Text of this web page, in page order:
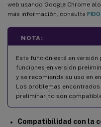
web usando Google Chrome
más información, consulta
NOTA:
Esta función está en
funciones en versión
y se recomienda su uso en
Los problemas
preliminar no son
Compatibilidad con la